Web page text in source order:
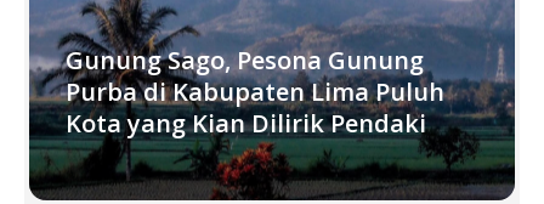
Gunung Sago, Pesona Gunung
Purba di Kabupaten Lima Puluh
Kota yang Kian Dilirik Pendaki